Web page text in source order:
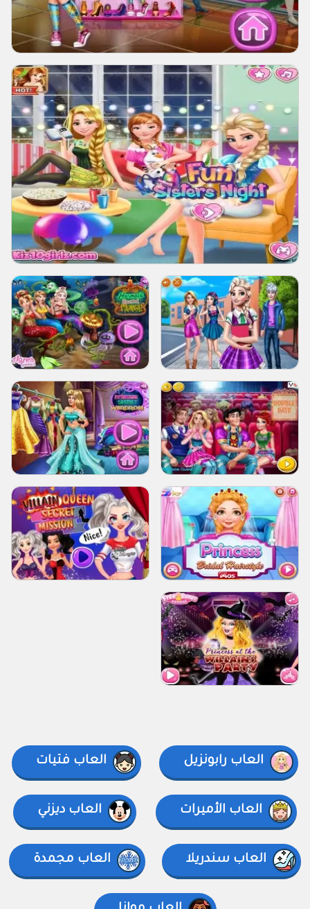
العاب رابونزيل العاب فتيات
العاب الأميرات العاب ديزني
العاب سندريلا العاب مجمدة